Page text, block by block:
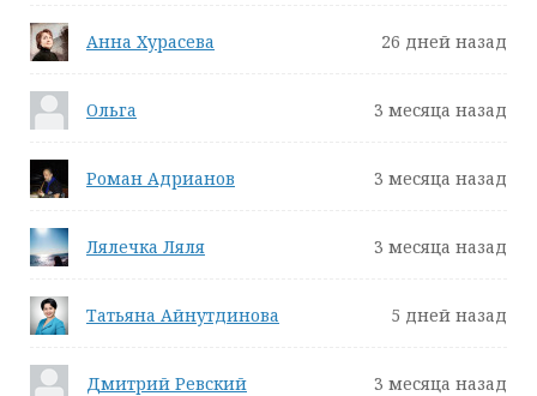
Анна Хурасева 26 дней назад
Ольга 3 месяца назад
Роман Адрианов 3 месяца назад
Лялечка Ляля 3 месяца назад
Татьяна Айнутдинова 5 дней назад
Дмитрий Ревский 3 месяца назад